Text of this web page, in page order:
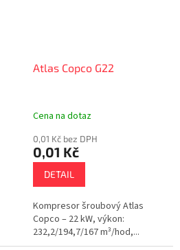
Atlas Copco G22
Cena na dotaz
0,01 Kč bez DPH
0,01 Kč
DETAIL
Kompresor šroubový Atlas
Copco – 22 kW, výkon:
232,2/194,7/167 m³/hod,...